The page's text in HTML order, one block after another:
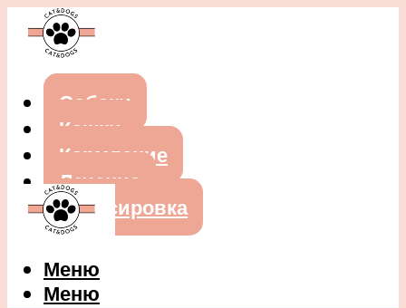
Собаки
Кошки
Кормление
Лечение
Дрессировка
Меню
Меню